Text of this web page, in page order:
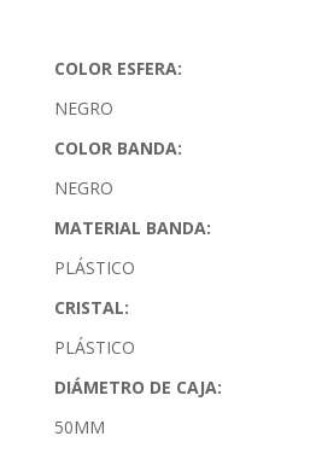
COLOR ESFERA:
NEGRO
COLOR BANDA:
NEGRO
MATERIAL BANDA:
PLÁSTICO
CRISTAL:
PLÁSTICO
DIÁMETRO DE CAJA:
50MM